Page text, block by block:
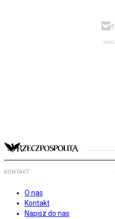
KONTAKT
O nas
Kontakt
Napisz do nas